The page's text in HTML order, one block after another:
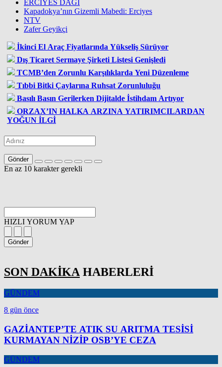
ERCİYES DAĞI
Kapadokya’nın Gizemli Mabedi: Erciyes
NTV
Zafer Geyikçi
İkinci El Araç Fiyatlarında Yükseliş Sürüyor
Dış Ticaret Sermaye Şirketi Listesi Genişledi
TCMB’den Zorunlu Karşılıklarda Yeni Düzenleme
Tıbbi Bitki Çaylarına Ruhsat Zorunluluğu
Basılı Basın Gerilerken Dijitalde İstihdam Artıyor
ORZAX’IN HALKA ARZINA YATIRIMCILARDAN
YOĞUN İLGİ
Gönder
En az 10 karakter gerekli
HIZLI YORUM YAP
Gönder
SON DAKİKAHABERLERİ
GÜNDEM
8 gün önce
GAZİANTEP’TE ATIK SU ARITMA TESİSİ
KURMAYAN NİZİP OSB’YE CEZA
GÜNDEM